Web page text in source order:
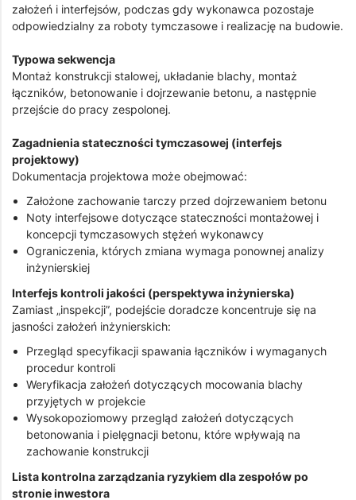
założeń i interfejsów, podczas gdy wykonawca pozostaje
odpowiedzialny za roboty tymczasowe i realizację na budowie.
Typowa sekwencja
Montaż konstrukcji stalowej, układanie blachy, montaż
łączników, betonowanie i dojrzewanie betonu, a następnie
przejście do pracy zespolonej.
Zagadnienia stateczności tymczasowej (interfejs
projektowy)
Dokumentacja projektowa może obejmować:
Założone zachowanie tarczy przed dojrzewaniem betonu
Noty interfejsowe dotyczące stateczności montażowej i
koncepcji tymczasowych stężeń wykonawcy
Ograniczenia, których zmiana wymaga ponownej analizy
inżynierskiej
Interfejs kontroli jakości (perspektywa inżynierska)
Zamiast „inspekcji”, podejście doradcze koncentruje się na
jasności założeń inżynierskich:
Przegląd specyfikacji spawania łączników i wymaganych
procedur kontroli
Weryfikacja założeń dotyczących mocowania blachy
przyjętych w projekcie
Wysokopoziomowy przegląd założeń dotyczących
betonowania i pielęgnacji betonu, które wpływają na
zachowanie konstrukcji
Lista kontrolna zarządzania ryzykiem dla zespołów po
stronie inwestora